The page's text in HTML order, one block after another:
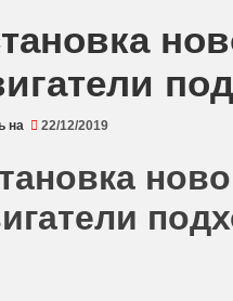
на 22/12/2019